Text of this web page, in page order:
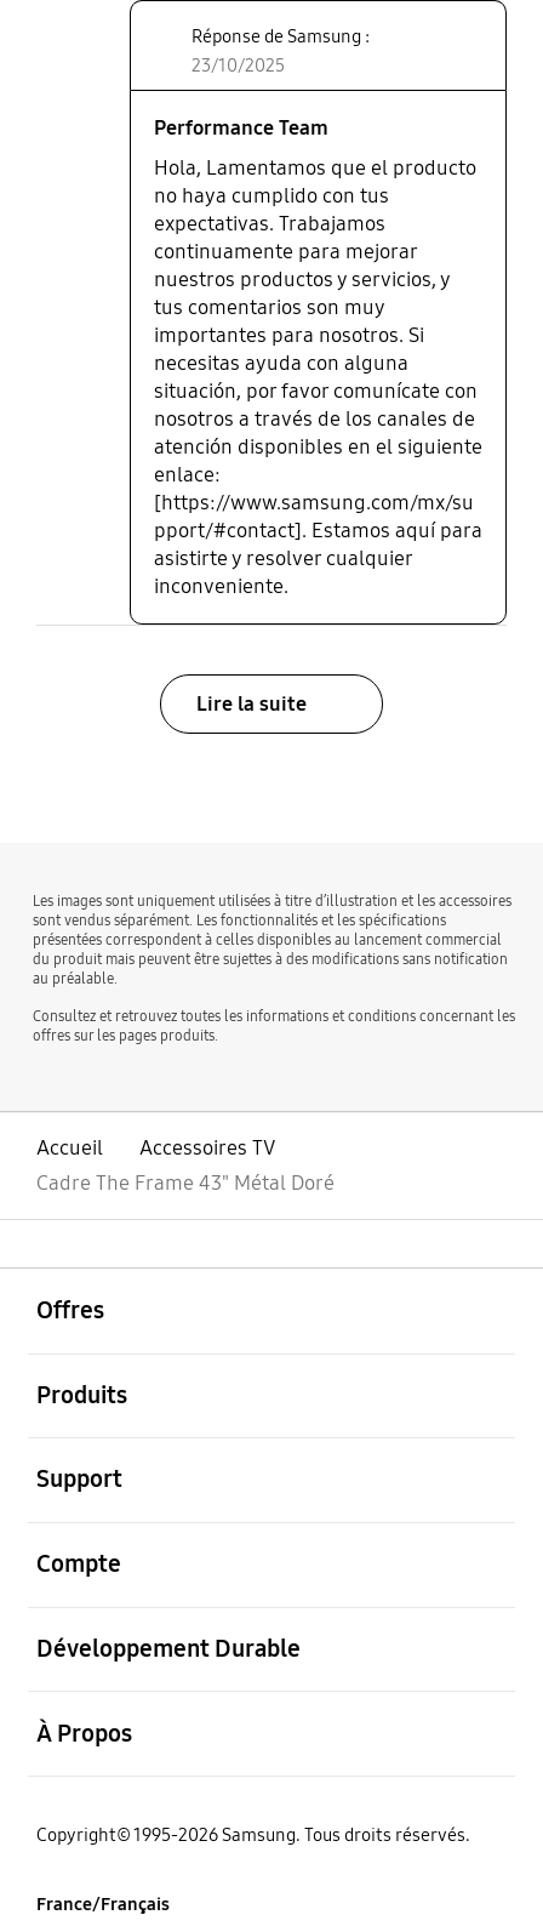
Réponse de Samsung :
23/10/2025
Performance Team
Hola, Lamentamos que el producto
no haya cumplido con tus
expectativas. Trabajamos
continuamente para mejorar
nuestros productos y servicios, y
tus comentarios son muy
importantes para nosotros. Si
necesitas ayuda con alguna
situación, por favor comunícate con
nosotros a través de los canales de
atención disponibles en el siguiente
enlace:
[https://www.samsung.com/mx/su
pport/#contact]. Estamos aquí para
asistirte y resolver cualquier
inconveniente.
Lire la suite
Les images sont uniquement utilisées à titre d’illustration et les accessoires
sont vendus séparément. Les fonctionnalités et les spécifications
présentées correspondent à celles disponibles au lancement commercial
du produit mais peuvent être sujettes à des modifications sans notification
au préalable.
Consultez et retrouvez toutes les informations et conditions concernant les
offres sur les pages produits.
Accueil
Accessoires TV
Cadre The Frame 43" Métal Doré
Offres
Produits
Support
Compte
Développement Durable
À Propos
‌Copyright© 1995-2026 Samsung. Tous droits réservés.
France/Français